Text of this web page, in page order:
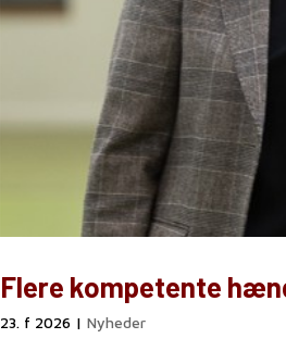
Flere kompetente
23. f 2026 |Nyheder